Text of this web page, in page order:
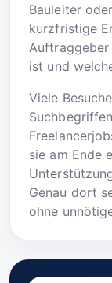
Bauleiter
kurzfristige
ist und
Viele
sie am Ende
Genau dort
ohne